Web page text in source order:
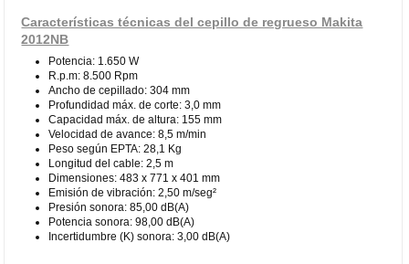
Características técnicas del cepillo de regrueso Makita
2012NB
Potencia: 1.650 W
R.p.m: 8.500 Rpm
Ancho de cepillado: 304 mm
Profundidad máx. de corte: 3,0 mm
Capacidad máx. de altura: 155 mm
Velocidad de avance: 8,5 m/min
Peso según EPTA: 28,1 Kg
Longitud del cable: 2,5 m
Dimensiones: 483 x 771 x 401 mm
Emisión de vibración: 2,50 m/seg²
Presión sonora: 85,00 dB(A)
Potencia sonora: 98,00 dB(A)
Incertidumbre (K) sonora: 3,00 dB(A)